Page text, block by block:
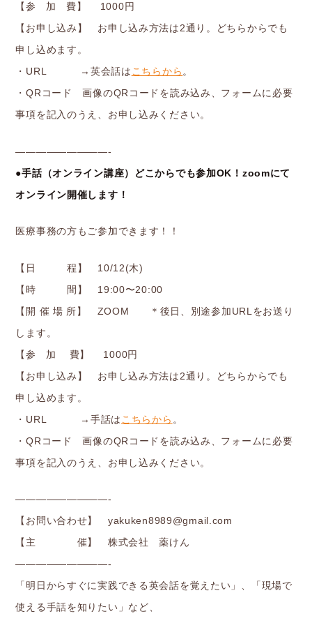
【参 加 費】 1000円
【お申し込み】 お申し込み方法は2通り。どちらからでも
申し込めます。
・URL →英会話はこちらから。
・QRコード 画像のQRコードを読み込み、フォームに必要
事項を記入のうえ、お申し込みください。
—————————-
●手話（オンライン講座）どこからでも参加OK！ zoomにて
オンライン開催します！
医療事務の方もご参加できます！！
【日 程】 10/12(木)
【時 間】 19:00〜20:00
【開 催 場 所】 ZOOM ＊後日、別途参加URLをお送り
します。
【参 加 費】 1000円
【お申し込み】 お申し込み方法は2通り。どちらからでも
申し込めます。
・URL →手話は こちらから 。
・QRコード 画像のQRコードを読み込み、フォームに必要
事項を記入のうえ、お申し込みください。
—————————-
【お問い合わせ】 yakuken8989@gmail.com
【主 催】 株式会社 薬けん
—————————-
「明日からすぐに実践できる英会話を覚えたい」、「現場で
使える手話を知りたい」など、